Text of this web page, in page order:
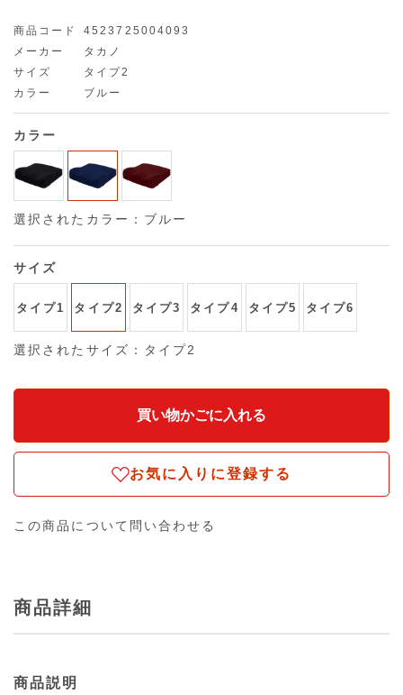
商品コード
4523725004093
メーカー
タカノ
サイズ
タイプ2
カラー
ブルー
カラー
選択されたカラー：ブルー
サイズ
タイプ1 タイプ2 タイプ3 タイプ4 タイプ5 タイプ6
選択されたサイズ：タイプ2
お気に入りに登録する
この商品について問い合わせる
商品詳細
商品説明